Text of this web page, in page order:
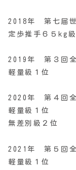
2018年 第七届世
定歩推手６５kg
2019年 第３回全
軽量級１位
2020年 第４回全
軽量級１位
無差別級２位
2021年 第５回全
軽量級１位